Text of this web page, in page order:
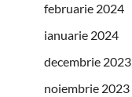
februarie 2024
ianuarie 2024
decembrie 2023
noiembrie 2023